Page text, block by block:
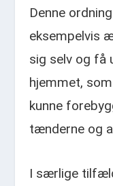
Denne
eksempelvis
sig selv og få
hjemmet,
kunne
tænderne og
I særlige